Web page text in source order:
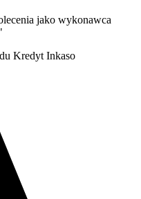
jako wykonawca
Kredyt Inkaso